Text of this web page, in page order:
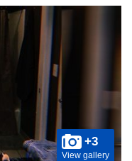
+3
View gallery